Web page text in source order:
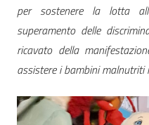
per sostenere la lotta
superamento delle
ricavato della
assistere i bambini malnutriti